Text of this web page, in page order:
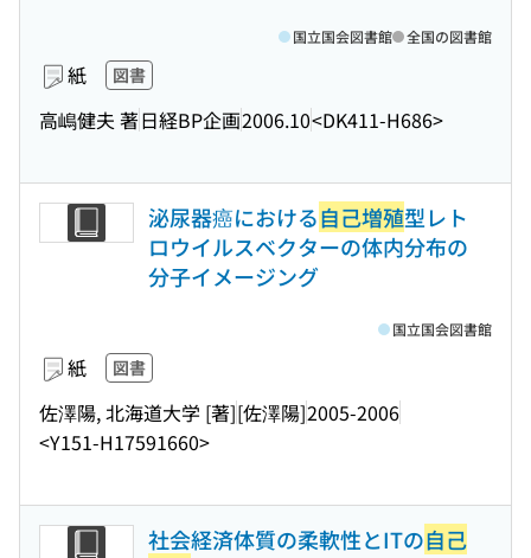
紙 図書
高嶋健夫 著日経BP企画2006.10<DK411-H686>
国立国会図書館 全国の図書館
泌尿器癌における自己増殖型レト
ロウイルスベクターの体内分布の
分子イメージング
紙 図書
佐澤陽, 北海道大学 [著][佐澤陽]2005-2006
<Y151-H17591660>
国立国会図書館
社会経済体質の柔軟性とITの自己